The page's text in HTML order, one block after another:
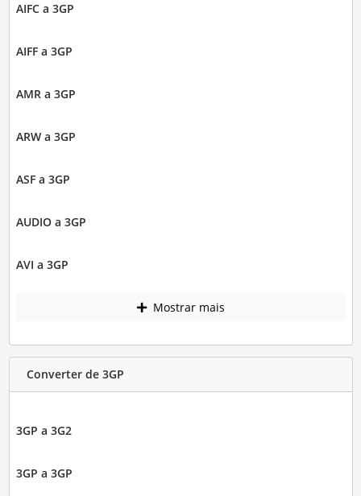
AIFC a 3GP
AIFF a 3GP
AMR a 3GP
ARW a 3GP
ASF a 3GP
AUDIO a 3GP
AVI a 3GP
Mostrar mais
Converter de 3GP
3GP a 3G2
3GP a 3GP